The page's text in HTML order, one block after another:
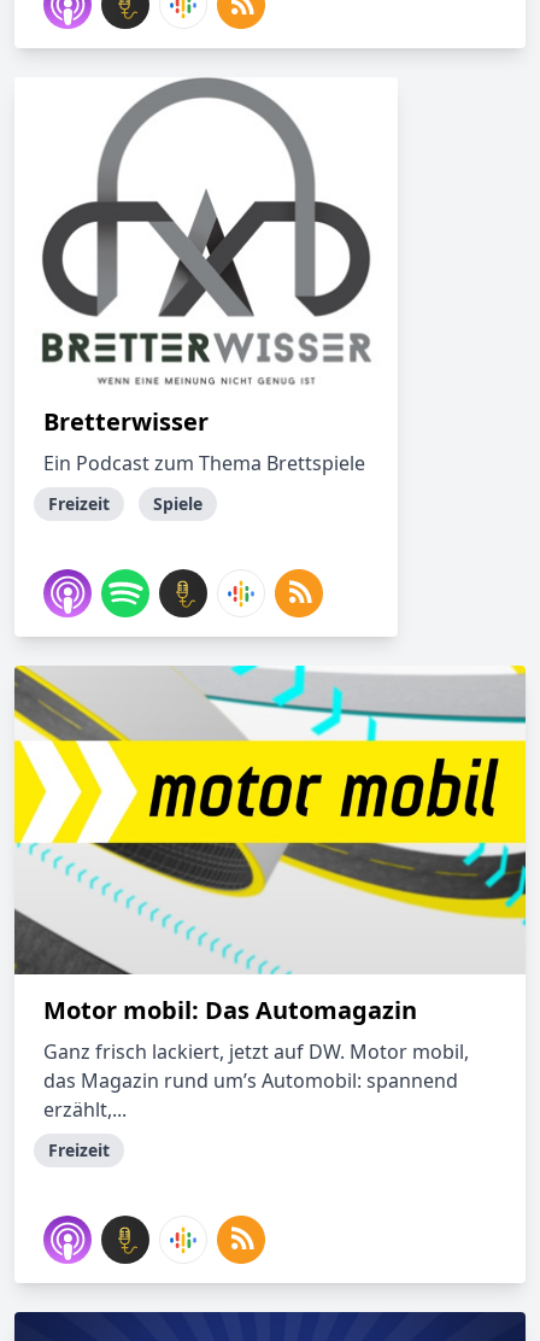
Bretterwisser
Ein Podcast zum Thema Brettspiele
Freizeit Spiele
Motor mobil: Das Automagazin
Ganz frisch lackiert, jetzt auf DW. Motor mobil,
das Magazin rund um’s Automobil: spannend
erzählt,...
Freizeit